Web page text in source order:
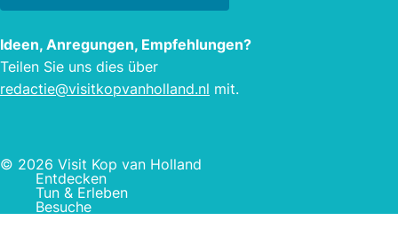
Ideen, Anregungen, Empfehlungen?
Teilen Sie uns dies über
redactie@visitkopvanholland.nl mit.
© 2026 Visit Kop van Holland
Entdecken
Tun & Erleben
Besuche